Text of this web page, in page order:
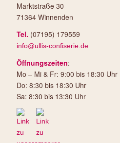
Marktstraße 30
71364 Winnenden
Tel. (07195) 179559
info@ullis-confiserie.de
Öffnungszeiten:
Mo – Mi & Fr: 9:00 bis 18:30 Uhr
Do: 8:30 bis 18:30 Uhr
Sa: 8:30 bis 13:30 Uhr